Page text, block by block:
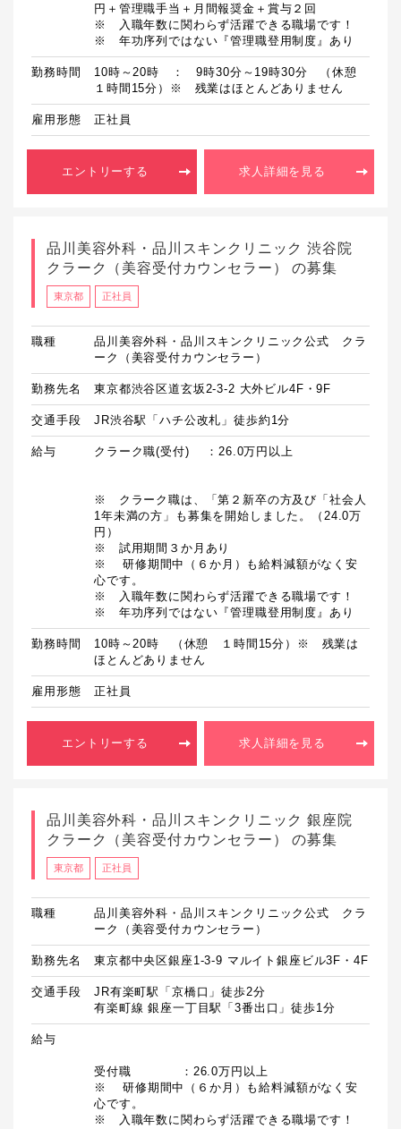
円＋管理職手当＋月間報奨金＋賞与２回
※　入職年数に関わらず活躍できる職場です！
勤務時間
10時～20時　：　9時30分～19時30分　（休憩
１時間15分）※　残業はほとんどありません
雇用形態 正社員
エントリーする 求人詳細を見る
品川美容外科・品川スキンクリニック 渋谷院
クラーク（美容受付カウンセラー） の募集
東京都 正社員
職種
品川美容外科・品川スキンクリニック公式 クラ
ーク（美容受付カウンセラー）
勤務先名 東京都渋谷区道玄坂2-3-2 大外ビル4F・9F
交通手段 JR渋谷駅「ハチ公改札」徒歩約1分
給与 クラーク職(受付)　 ：26.0万円以上
※　クラーク職は、「第２新卒の方及び「社会人
1年未満の方」も募集を開始しました。（24.0万
円）
※　試用期間３か月あり
※	研修期間中（６か月）も給料減額がなく安
心です。
※　入職年数に関わらず活躍できる職場です！
勤務時間
10時～20時　（休憩　１時間15分）※　残業は
ほとんどありません
雇用形態 正社員
エントリーする 求人詳細を見る
品川美容外科・品川スキンクリニック 銀座院
クラーク（美容受付カウンセラー） の募集
東京都 正社員
職種
品川美容外科・品川スキンクリニック公式 クラ
ーク（美容受付カウンセラー）
勤務先名 東京都中央区銀座1-3-9 マルイト銀座ビル3F・4F
交通手段
JR有楽町駅「京橋口」徒歩2分
有楽町線 銀座一丁目駅「3番出口」徒歩1分
給与
受付職　　　　：26.0万円以上
※	研修期間中（６か月）も給料減額がなく安
心です。
※　入職年数に関わらず活躍できる職場です！